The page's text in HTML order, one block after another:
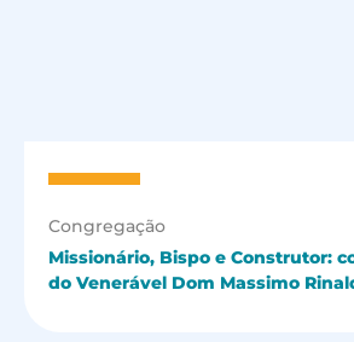
Congregação
Missionário, Bispo e Construtor:
do Venerável Dom Massimo